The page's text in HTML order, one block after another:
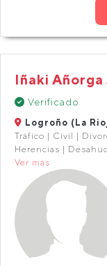
Iñaki Añorga
Verificado
Logroño (La
Tráfico | Civil |
Herencias |
Ver más